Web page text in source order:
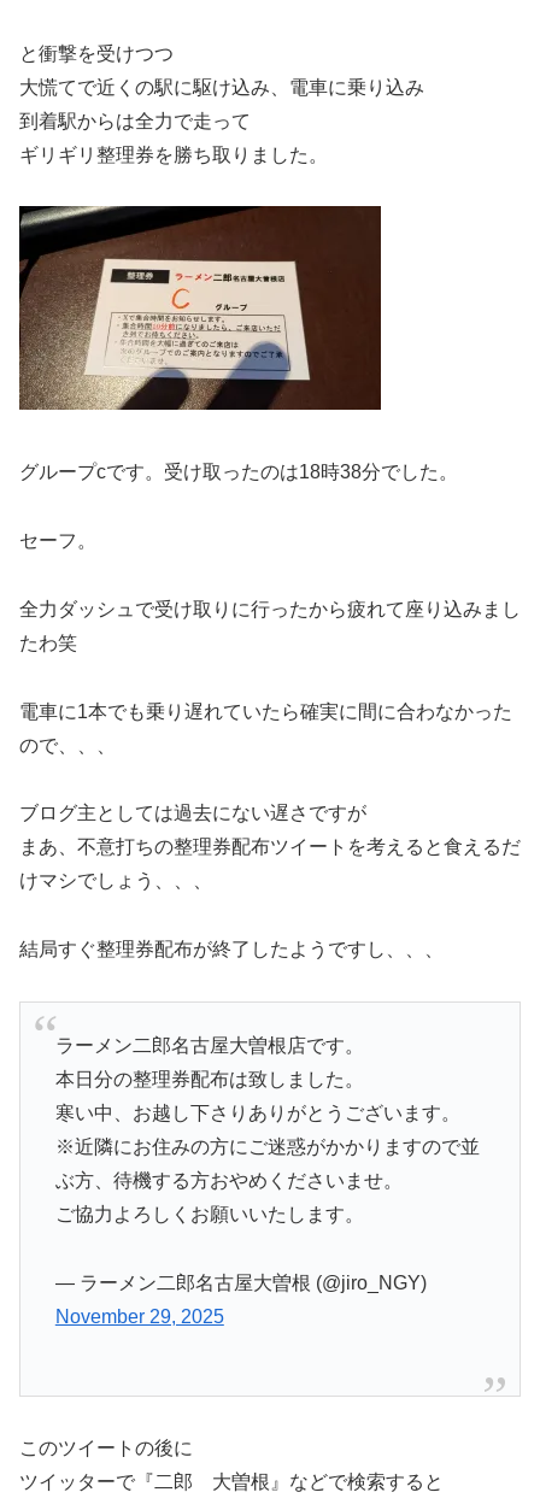
と衝撃を受けつつ
大慌てで近くの駅に駆け込み、電車に乗り込み
到着駅からは全力で走って
ギリギリ整理券を勝ち取りました。
グループcです。受け取ったのは18時38分でした。
セーフ。
全力ダッシュで受け取りに行ったから疲れて座り込みまし
たわ笑
電車に1本でも乗り遅れていたら確実に間に合わなかった
ので、、、
ブログ主としては過去にない遅さですが
まあ、不意打ちの整理券配布ツイートを考えると食えるだ
けマシでしょう、、、
結局すぐ整理券配布が終了したようですし、、、
ラーメン二郎名古屋大曽根店です。
本日分の整理券配布は致しました。
寒い中、お越し下さりありがとうございます。
※近隣にお住みの方にご迷惑がかかりますので並
ぶ方、待機する方おやめくださいませ。
ご協力よろしくお願いいたします。
— ラーメン二郎名古屋大曽根 (@jiro_NGY)
November 29, 2025
このツイートの後に
ツイッターで『二郎 大曽根』などで検索すると